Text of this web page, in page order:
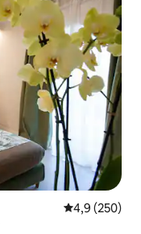
4,9 de uma
4,9 (250)